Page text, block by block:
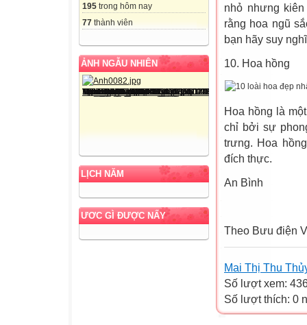
195 trong hôm nay
77 thành viên
ẢNH NGẪU NHIÊN
LỊCH NĂM
ƯƠC GÌ ĐƯỢC NẤY
nhỏ nhưng
rằng hoa ngũ
bạn hãy suy
10. Hoa hồng
Hoa hồng là
chỉ bởi sự
trưng. Hoa
đích thực.
An Bình
Theo Bưu điện
Mai Thị Thu
Số lượt xem:
Số lượt thích: 0